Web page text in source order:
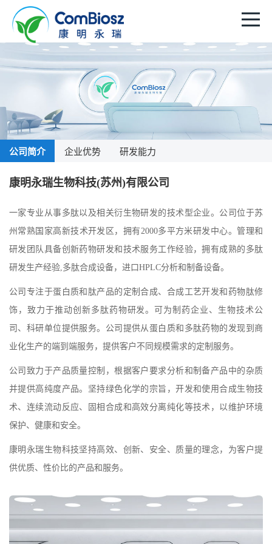
公司简介 企业优势 研发能力
康明永瑞生物科技(苏州)有限公司
一家专业从事多肽以及相关衍生物研发的技术型企业。公司位于苏
州常熟国家高新技术开发区，拥有2000多平方米研发中心。管理和
研发团队具备创新药物研发和技术服务工作经验，拥有成熟的多肽
研发生产经验,多肽合成设备，进口HPLC分析和制备设备。
公司专注于蛋白质和肽产品的定制合成、合成工艺开发和药物肽修
饰，致力于推动创新多肽药物研发。可为制药企业、生物技术公
司、科研单位提供服务。公司提供从蛋白质和多肽药物的发现到商
业化生产的端到端服务，提供客户不同规模需求的定制服务。
公司致力于产品质量控制，根据客户要求分析和制备产品中的杂质
并提供高纯度产品。坚持绿色化学的宗旨，开发和使用合成生物技
术、连续流动反应、固相合成和高效分离纯化等技术，以维护环境
保护、健康和安全。
康明永瑞生物科技坚持高效、创新、安全、质量的理念，为客户提
供优质、性价比的产品和服务。